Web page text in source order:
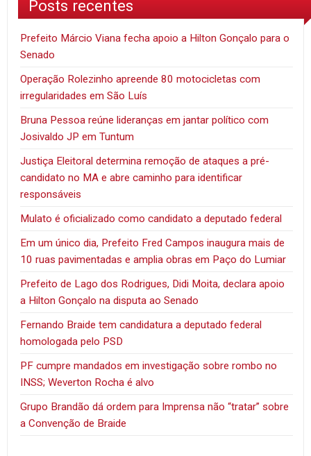
Posts recentes
Prefeito Márcio Viana fecha apoio a Hilton Gonçalo para o
Senado
Operação Rolezinho apreende 80 motocicletas com
irregularidades em São Luís
Bruna Pessoa reúne lideranças em jantar político com
Josivaldo JP em Tuntum
Justiça Eleitoral determina remoção de ataques a pré-
candidato no MA e abre caminho para identificar
responsáveis
Mulato é oficializado como candidato a deputado federal
Em um único dia, Prefeito Fred Campos inaugura mais de
10 ruas pavimentadas e amplia obras em Paço do Lumiar
Prefeito de Lago dos Rodrigues, Didi Moita, declara apoio
a Hilton Gonçalo na disputa ao Senado
Fernando Braide tem candidatura a deputado federal
homologada pelo PSD
PF cumpre mandados em investigação sobre rombo no
INSS; Weverton Rocha é alvo
Grupo Brandão dá ordem para Imprensa não “tratar” sobre
a Convenção de Braide